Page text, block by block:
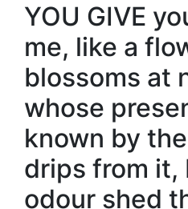
YOU GIVE
me, like a
blossoms at
whose
known by
drips from it,
odour shed